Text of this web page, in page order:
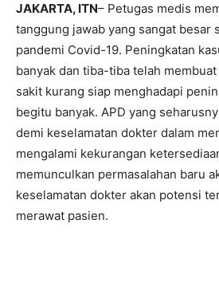
JAKARTA, ITN– Petugas medis
tanggung jawab yang sangat besar
pandemi Covid-19. Peningkatan
banyak dan tiba-tiba telah
sakit kurang siap menghadapi
begitu banyak. APD yang
demi keselamatan dokter dalam
mengalami kekurangan
memunculkan permasalahan baru
keselamatan dokter akan potensi
merawat pasien.